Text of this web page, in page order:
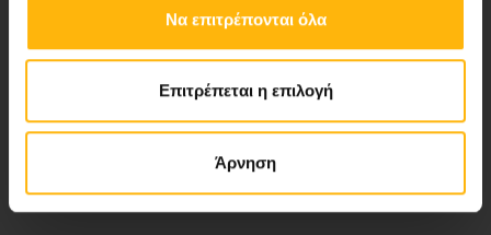
Να επιτρέπονται όλα
Επιτρέπεται η επιλογή
Άρνηση
Αποστολή μας να παρέχουμε υψηλής
ποιότητας ολοκληρωμένες υπηρεσίες